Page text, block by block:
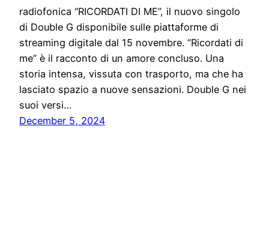
radiofonica “RICORDATI DI ME”, il nuovo singolo
di Double G disponibile sulle piattaforme di
streaming digitale dal 15 novembre. “Ricordati di
me” è il racconto di un amore concluso. Una
storia intensa, vissuta con trasporto, ma che ha
lasciato spazio a nuove sensazioni. Double G nei
suoi versi…
December 5, 2024